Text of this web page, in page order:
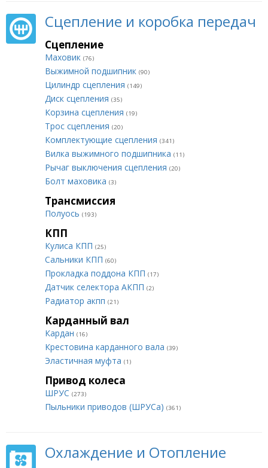
Сцепление и коробка передач
Сцепление
Маховик (76)
Выжимной подшипник (90)
Цилиндр сцепления (149)
Диск сцепления (35)
Корзина сцепления (19)
Трос сцепления (20)
Комплектующие сцепления (341)
Вилка выжимного подшипника (11)
Рычаг выключения сцепления (20)
Болт маховика (3)
Трансмиссия
Полуось (193)
КПП
Кулиса КПП (25)
Сальники КПП (60)
Прокладка поддона КПП (17)
Датчик селектора АКПП (2)
Радиатор акпп (21)
Карданный вал
Кардан (16)
Крестовина карданного вала (39)
Эластичная муфта (1)
Привод колеса
ШРУС (273)
Пыльники приводов (ШРУСа) (361)
Охлаждение и Отопление